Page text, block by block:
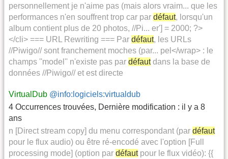
personnellement je n'aime pas (mais alors vraim... que les
performances n'en souffrent trop car par défaut, lorsqu'un
album contient plus de 20 photos, //Pi... er'] = 2000; ?>
</cli> === URL Rewriting === Par défaut, les URLs
//Piwigo// sont franchement moches (par... pel</wrap> : le
champs ''model'' n'existe pas par défautdans la base de
données //Piwigo// et est directe
VirtualDub @info:logiciels:virtualdub
4 Occurrences trouvées, Dernière modification : il y a 8
ans
n [Direct stream copy] du menu correspondant (par défaut
pour le flux audio) ou être ré-encodé avec l'option [Full
processing mode] (option par défautpour le flux vidéo): {{